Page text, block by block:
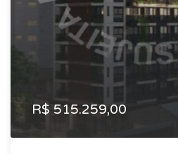
R$ 515.259,00